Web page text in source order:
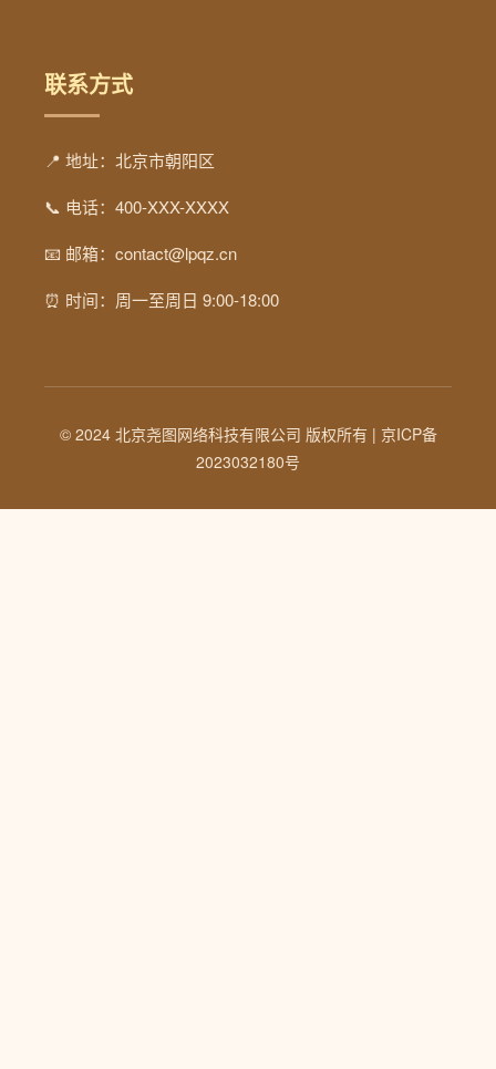
联系方式
📍 地址：北京市朝阳区
📞 电话：400-XXX-XXXX
📧 邮箱：contact@lpqz.cn
⏰ 时间：周一至周日 9:00-18:00
© 2024 北京尧图网络科技有限公司 版权所有 | 京ICP备
2023032180号